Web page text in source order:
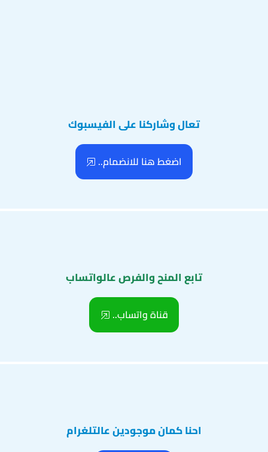
تعال وشاركنا على الفيسبوك
اضغط هنا للانضمام..
تابع المنح والفرص عالواتساب
قناة واتساب..
احنا كمان موجودين عالتلغرام